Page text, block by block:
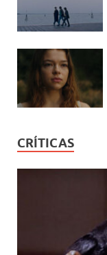
CRÍTICAS